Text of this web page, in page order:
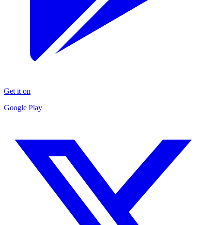
Get it on
Google Play